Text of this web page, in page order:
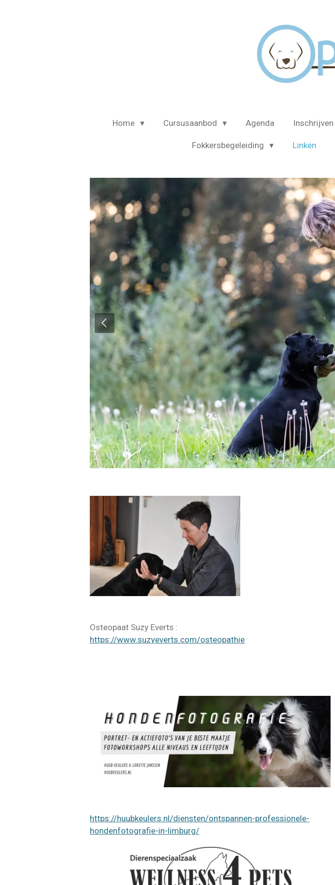
Home Cursusaanbod Agenda Inschrijven
Fokkersbegeleiding Linken
Osteopaat Suzy Everts :
https://www.suzyeverts.com/osteopathie
https://huubkeulers.nl/diensten/ontspannen-professionele-
hondenfotografie-in-limburg/